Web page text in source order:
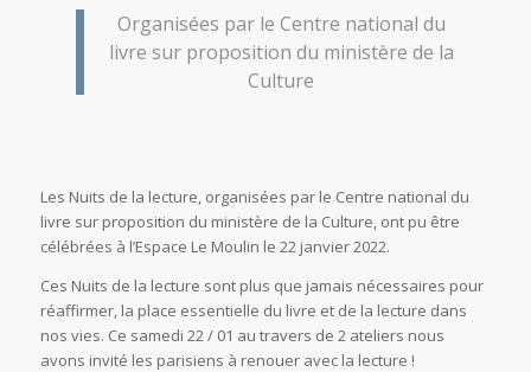
Organisées par le Centre national du
livre sur proposition du ministère de la
Culture
Les Nuits de la lecture, organisées par le Centre national du
livre sur proposition du ministère de la Culture, ont pu être
célébrées à l’Espace Le Moulin le 22 janvier 2022.
Ces Nuits de la lecture sont plus que jamais nécessaires pour
réaffirmer, la place essentielle du livre et de la lecture dans
nos vies. Ce samedi 22 / 01 au travers de 2 ateliers nous
avons invité les parisiens à renouer avec la lecture !